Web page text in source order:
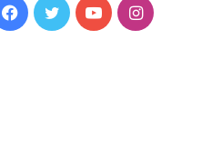
Facebook
TwitterYouTubeInstagram